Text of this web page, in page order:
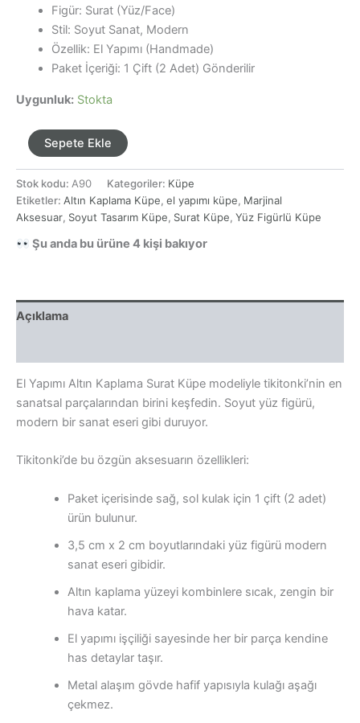
Figür: Surat (Yüz/Face)
Stil: Soyut Sanat, Modern
Özellik: El Yapımı (Handmade)
Paket İçeriği: 1 Çift (2 Adet) Gönderilir
Uygunluk: Stokta
Yapımı
Altın
Kaplama
Surat
Küpe
Sepete Ekle
Stok kodu: A90 Kategoriler: Küpe
Etiketler: Altın Kaplama Küpe, el yapımı küpe, Marjinal
Aksesuar, Soyut Tasarım Küpe, Surat Küpe, Yüz Figürlü Küpe
Şu anda bu ürüne 4kişi bakıyor
Açıklama
El Yapımı Altın Kaplama Surat Küpe modeliyle tikitonki’nin en
sanatsal parçalarından birini keşfedin. Soyut yüz figürü,
modern bir sanat eseri gibi duruyor.
Tikitonki’de bu özgün aksesuarın özellikleri:
Paket içerisinde sağ, sol kulak için 1 çift (2 adet)
ürün bulunur.
3,5 cm x 2 cm boyutlarındaki yüz figürü modern
sanat eseri gibidir.
Altın kaplama yüzeyi kombinlere sıcak, zengin bir
hava katar.
El yapımı işçiliği sayesinde her bir parça kendine
has detaylar taşır.
Metal alaşım gövde hafif yapısıyla kulağı aşağı
çekmez.